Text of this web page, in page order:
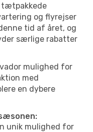
tætpakkede
og flyrejser
tid af året, og
særlige rabatter
mulighed for
med
en dybere
unik mulighed for